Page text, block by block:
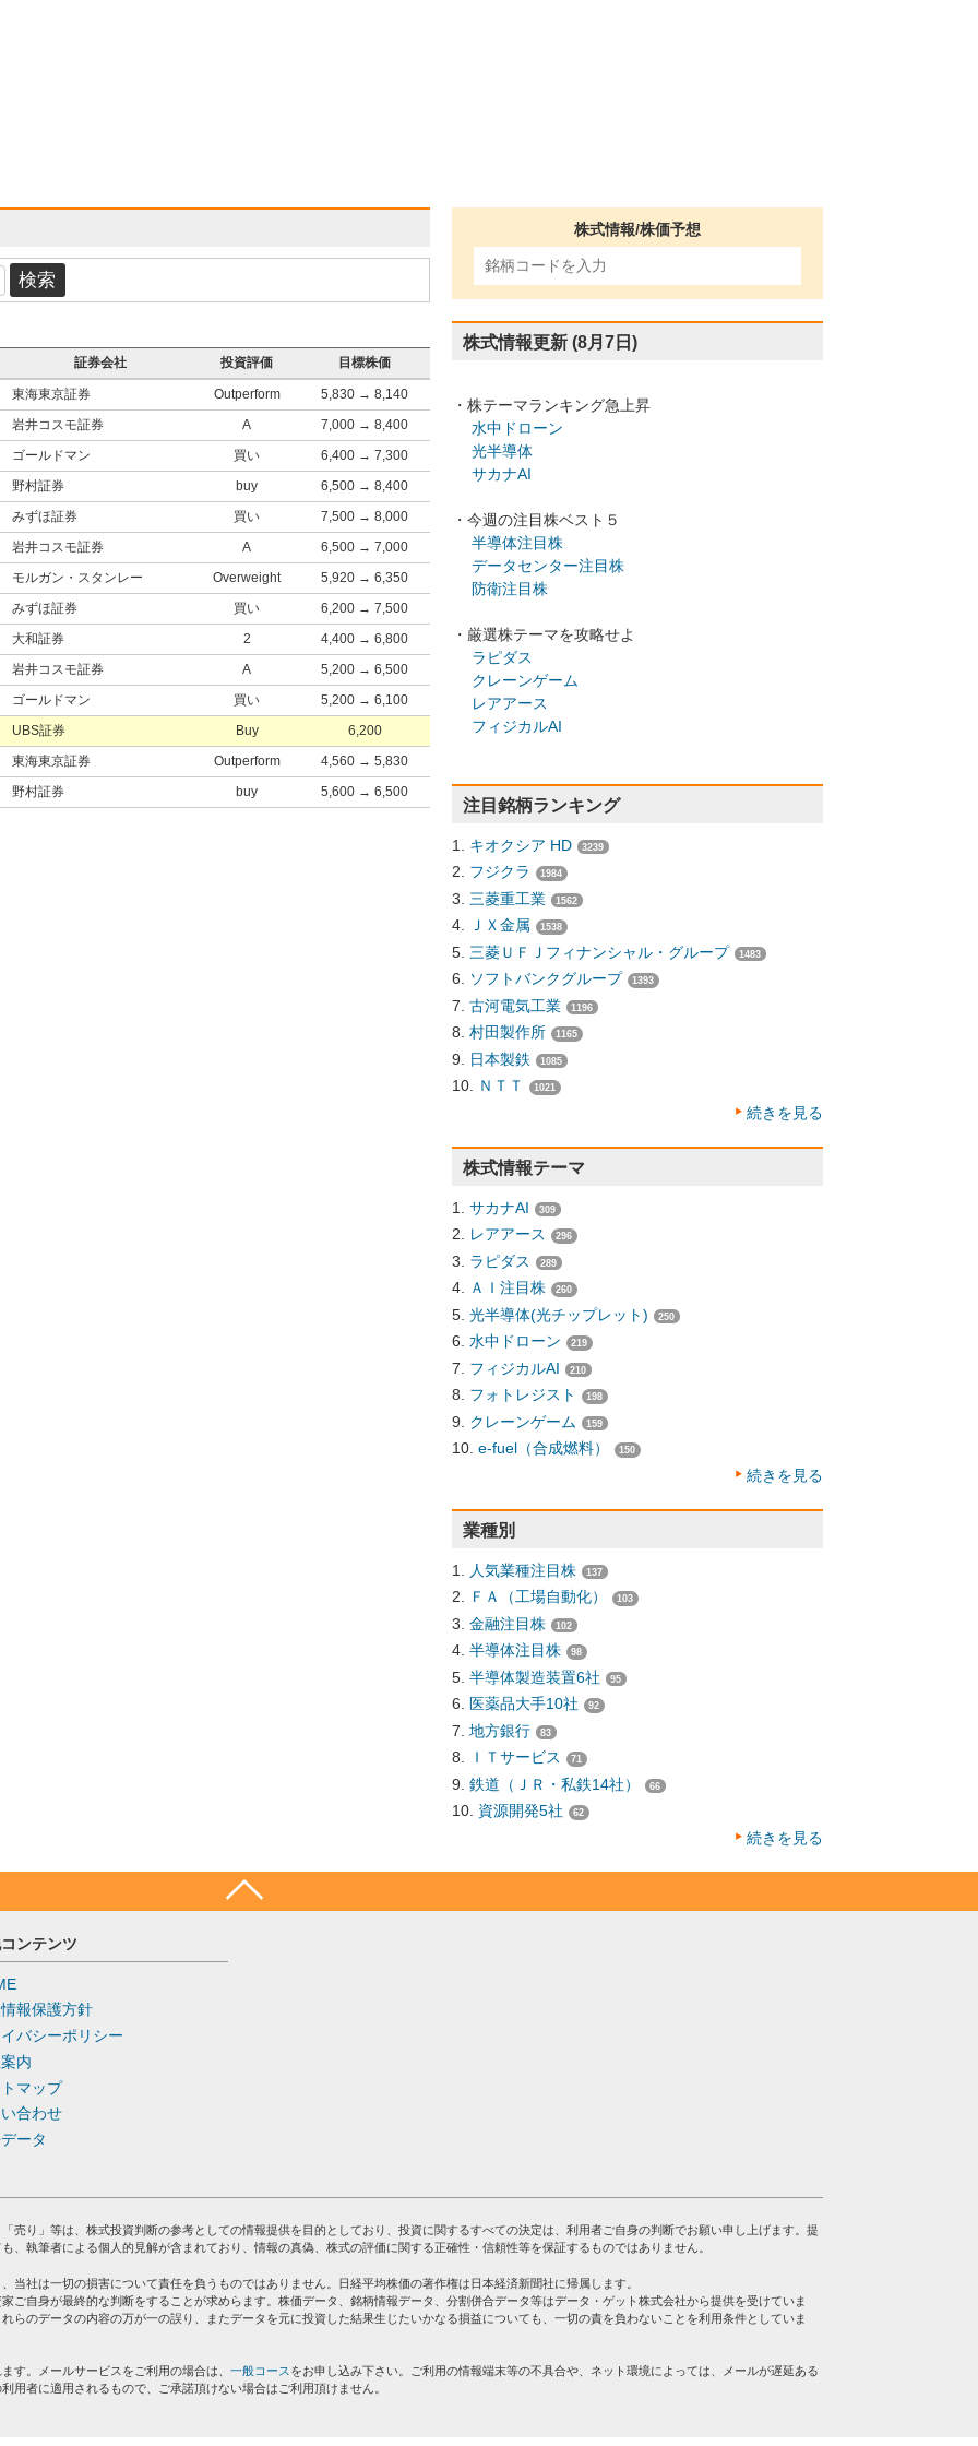
証券会社 投資評価 目標株価
東海東京証券 Outperform
5,830 → 8,140
岩井コスモ証券 A
7,000 → 8,400
ゴールドマン 買い
6,400 → 7,300
野村証券 buy
6,500 → 8,400
みずほ証券 買い
7,500 → 8,000
岩井コスモ証券 A
6,500 → 7,000
モルガン・スタンレー Overweight
5,920 → 6,350
みずほ証券 買い
6,200 → 7,500
大和証券 2
4,400 → 6,800
岩井コスモ証券 A
5,200 → 6,500
ゴールドマン 買い
5,200 → 6,100
UBS証券 Buy
6,200
東海東京証券 Outperform
4,560 → 5,830
野村証券 buy 5,600 → 6,500
株式情報/株価予想
株式情報更新 (8月7日)
・株テーマランキング急上昇
水中ドローン
光半導体
サカナAI
・今週の注目株ベスト５
半導体注目株
データセンター注目株
防衛注目株
・厳選株テーマを攻略せよ
ラピダス
クレーンゲーム
レアアース
フィジカルAI
注目銘柄ランキング
キオクシア HD 3239
フジクラ 1984
三菱重工業 1562
ＪＸ金属 1538
三菱ＵＦＪフィナンシャル・グループ 1483
ソフトバンクグループ 1393
古河電気工業 1196
村田製作所 1165
日本製鉄 1085
ＮＴＴ 1021
続きを見る
株式情報テーマ
サカナAI 309
レアアース 296
ラピダス 289
ＡＩ注目株 260
光半導体(光チップレット) 250
水中ドローン 219
フィジカルAI 210
フォトレジスト 198
クレーンゲーム 159
e-fuel（合成燃料） 150
続きを見る
業種別
人気業種注目株 137
ＦＡ（工場自動化） 103
金融注目株 102
半導体注目株 98
半導体製造装置6社 95
医薬品大手10社 92
地方銀行 83
ＩＴサービス 71
鉄道（ＪＲ・私鉄14社） 66
資源開発5社 62
続きを見る
ンテンツ
報保護方針
バシーポリシー
内
マップ
合わせ
ータ
売り」等は、株式投資判断の参考としての情報提供を目的としており、投資に関するすべての決定は、利用者ご自身の判断でお願い申し上げます。提
、執筆者による個人的見解が含まれており、情報の真偽、株式の評価に関する正確性・信頼性等を保証するものではありません。
当社は一切の損害について責任を負うものではありません。日経平均株価の著作権は日本経済新聞社に帰属します。
ご自身が最終的な判断をすることが求めらます。株価データ、銘柄情報データ、分割併合データ等はデータ・ゲット株式会社から提供を受けていま
らのデータの内容の万が一の誤り、またデータを元に投資した結果生じたいかなる損益についても、一切の責を負わないことを利用条件としていま
す。メールサービスをご利用の場合は、 一般コースをお申し込み下さい。ご利用の情報端末等の不具合や、ネット環境によっては、メールが遅延ある
用者に適用されるもので、ご承諾頂けない場合はご利用頂けません。